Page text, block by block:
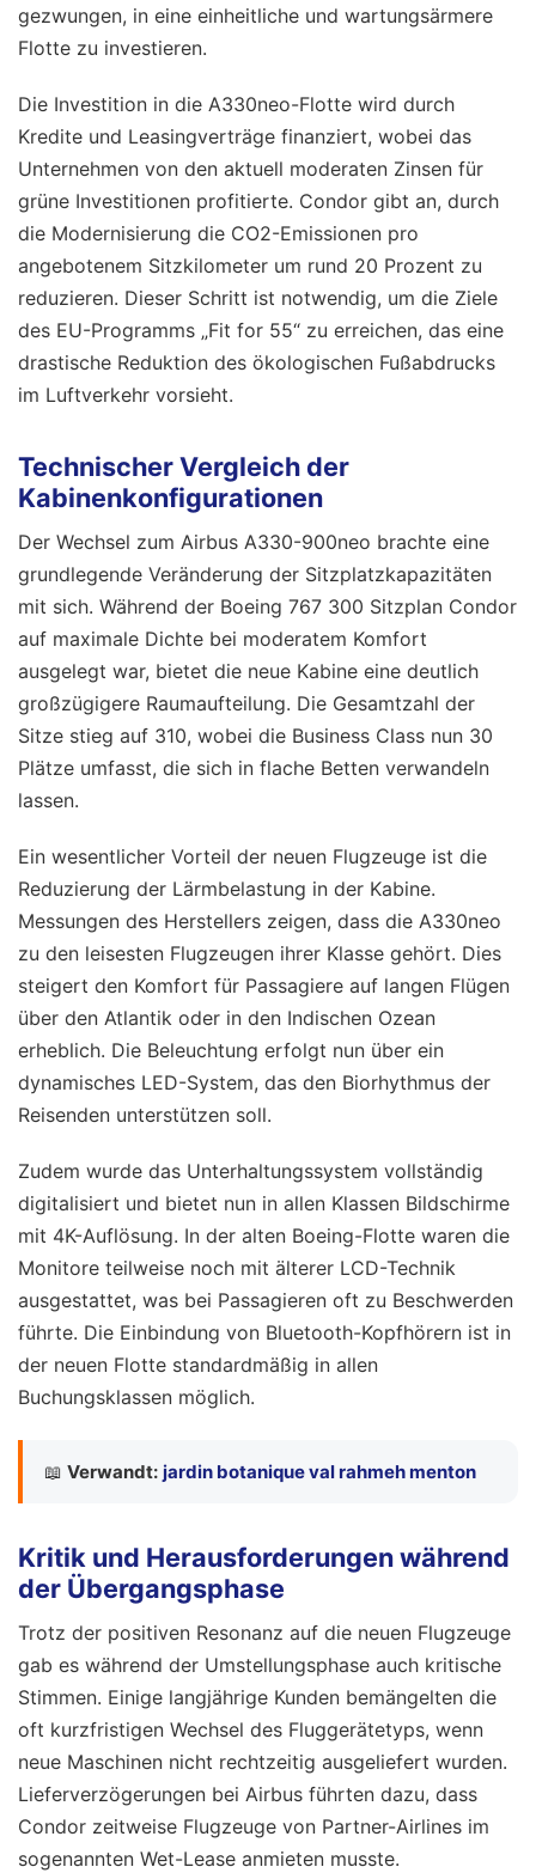
gezwungen, in eine einheitliche und wartungsärmere
Flotte zu investieren.
Die Investition in die A330neo-Flotte wird durch
Kredite und Leasingverträge finanziert, wobei das
Unternehmen von den aktuell moderaten Zinsen für
grüne Investitionen profitierte. Condor gibt an, durch
die Modernisierung die CO2-Emissionen pro
angebotenem Sitzkilometer um rund 20 Prozent zu
reduzieren. Dieser Schritt ist notwendig, um die Ziele
des EU-Programms „Fit for 55“ zu erreichen, das eine
drastische Reduktion des ökologischen Fußabdrucks
im Luftverkehr vorsieht.
Technischer Vergleich der
Kabinenkonfigurationen
Der Wechsel zum Airbus A330-900neo brachte eine
grundlegende Veränderung der Sitzplatzkapazitäten
mit sich. Während der Boeing 767 300 Sitzplan Condor
auf maximale Dichte bei moderatem Komfort
ausgelegt war, bietet die neue Kabine eine deutlich
großzügigere Raumaufteilung. Die Gesamtzahl der
Sitze stieg auf 310, wobei die Business Class nun 30
Plätze umfasst, die sich in flache Betten verwandeln
lassen.
Ein wesentlicher Vorteil der neuen Flugzeuge ist die
Reduzierung der Lärmbelastung in der Kabine.
Messungen des Herstellers zeigen, dass die A330neo
zu den leisesten Flugzeugen ihrer Klasse gehört. Dies
steigert den Komfort für Passagiere auf langen Flügen
über den Atlantik oder in den Indischen Ozean
erheblich. Die Beleuchtung erfolgt nun über ein
dynamisches LED-System, das den Biorhythmus der
Reisenden unterstützen soll.
Zudem wurde das Unterhaltungssystem vollständig
digitalisiert und bietet nun in allen Klassen Bildschirme
mit 4K-Auflösung. In der alten Boeing-Flotte waren die
Monitore teilweise noch mit älterer LCD-Technik
ausgestattet, was bei Passagieren oft zu Beschwerden
führte. Die Einbindung von Bluetooth-Kopfhörern ist in
der neuen Flotte standardmäßig in allen
Buchungsklassen möglich.
📖 Verwandt: jardin botanique val rahmeh menton
Kritik und Herausforderungen während
der Übergangsphase
Trotz der positiven Resonanz auf die neuen Flugzeuge
gab es während der Umstellungsphase auch kritische
Stimmen. Einige langjährige Kunden bemängelten die
oft kurzfristigen Wechsel des Fluggerätetyps, wenn
neue Maschinen nicht rechtzeitig ausgeliefert wurden.
Lieferverzögerungen bei Airbus führten dazu, dass
Condor zeitweise Flugzeuge von Partner-Airlines im
sogenannten Wet-Lease anmieten musste.